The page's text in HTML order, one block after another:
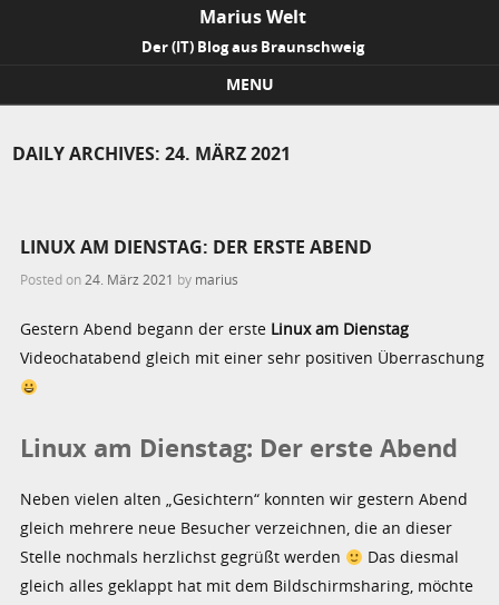
Marius Welt
Der (IT) Blog aus Braunschweig
MENU
DAILY ARCHIVES:24. MÄRZ 2021
LINUX AM DIENSTAG: DER ERSTE ABEND
Posted on 24. März 2021 by marius
Gestern Abend begann der erste Linux am Dienstag
Videochatabend gleich mit einer sehr positiven Überraschung
Linux am Dienstag: Der erste Abend
Neben vielen alten „Gesichtern“ konnten wir gestern Abend
gleich mehrere neue Besucher verzeichnen, die an dieser
Stelle nochmals herzlichst gegrüßt werden
Das diesmal
gleich alles geklappt hat mit dem Bildschirmsharing, möchte